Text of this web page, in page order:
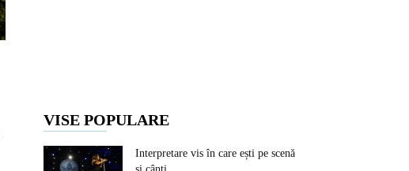
VISE POPULARE
Interpretare vis în care ești pe scenă